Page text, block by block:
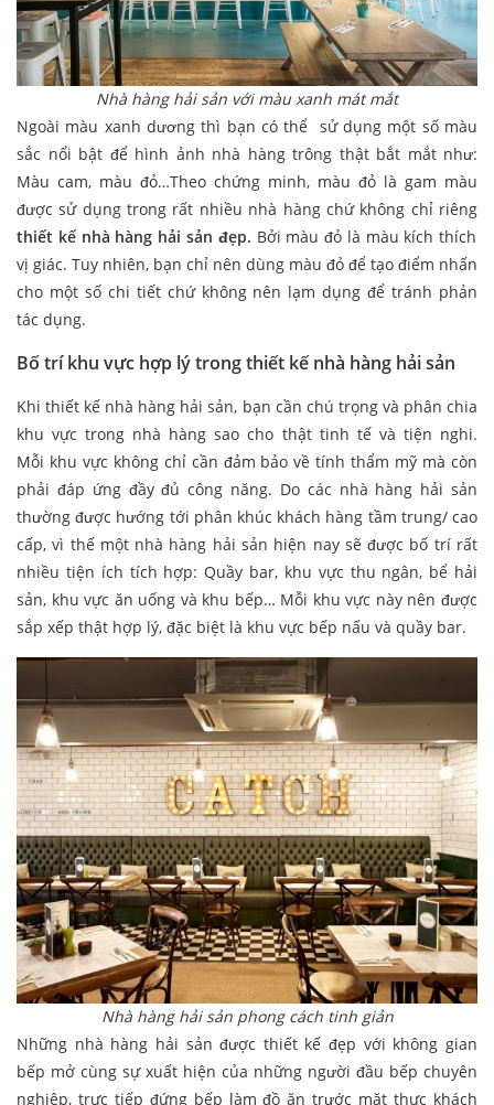
Nhà hàng hải sản với màu xanh mát mắt
Ngoài màu xanh dương thì bạn có thể sử dụng một số màu
sắc nổi bật để hình ảnh nhà hàng trông thật bắt mắt như:
Màu cam, màu đỏ…Theo chứng minh, màu đỏ là gam màu
được sử dụng trong rất nhiều nhà hàng chứ không chỉ riêng
thiết kế nhà hàng hải sản đẹp. Bởi màu đỏ là màu kích thích
vị giác. Tuy nhiên, bạn chỉ nên dùng màu đỏ để tạo điểm nhấn
cho một số chi tiết chứ không nên lạm dụng để tránh phản
tác dụng.
Bố trí khu vực hợp lý trong thiết kế nhà hàng hải sản
Khi thiết kế nhà hàng hải sản, bạn cần chú trọng và phân chia
khu vực trong nhà hàng sao cho thật tinh tế và tiện nghi.
Mỗi khu vực không chỉ cần đảm bảo về tính thẩm mỹ mà còn
phải đáp ứng đầy đủ công năng. Do các nhà hàng hải sản
thường được hướng tới phân khúc khách hàng tầm trung/ cao
cấp, vì thế một nhà hàng hải sản hiện nay sẽ được bố trí rất
nhiều tiện ích tích hợp: Quầy bar, khu vực thu ngân, bể hải
sản, khu vực ăn uống và khu bếp… Mỗi khu vực này nên được
sắp xếp thật hợp lý, đặc biệt là khu vực bếp nấu và quầy bar.
Nhà hàng hải sản phong cách tinh giản
Những nhà hàng hải sản được thiết kế đẹp với không gian
bếp mở cùng sự xuất hiện của những người đầu bếp chuyên
nghiệp, trực tiếp đứng bếp làm đồ ăn trước mặt thực khách